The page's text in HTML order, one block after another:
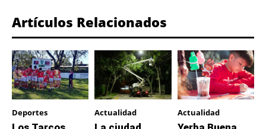
Artículos Relacionados
Deportes Actualidad Actualidad